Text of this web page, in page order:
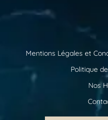
Mentions Légales et
Politique
Nos